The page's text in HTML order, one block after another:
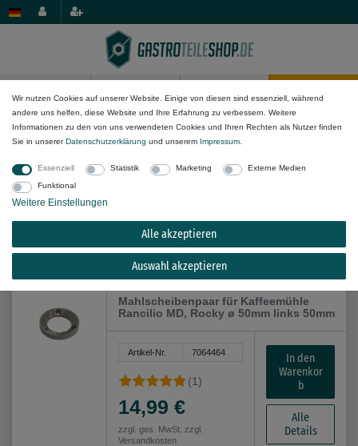
Mechanik-Komponenten Sonstiges
Alle Filteroptionen anzeigen (14)
Mahlscheibenpaar für Kaffeemühle
Rancilio MD, Rocky ø 50mm links 50mm
Artikel-Nr. 7064464
(1)
14,99 €
zzgl. ges. MwSt. zzgl.
Versandkosten
In den
Warenkor
b
Alle
Details
Wir nutzen Cookies auf unserer Website. Einige von diesen sind essenziell, während
andere uns helfen, diese Website und Ihre Erfahrung zu verbessern. Weitere
Informationen zu den von uns verwendeten Cookies und Ihren Rechten als Nutzer finden
Sie in unsererDaten­schutz­erklärung und unserem Impressum
Essenziell Statistik Marketing
Externe Medien
Funktional
Weitere Einstellungen
Alle akzeptieren
Auswahl akzeptieren